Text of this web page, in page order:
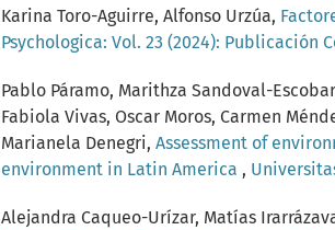
Karina Toro-Aguirre, Alfonso Urzúa,
Psychologica: Vol. 23 (2024): Publicación
Pablo Páramo, Marithza Sandoval-
Fabiola Vivas, Oscar Moros, Carmen
Marianela Denegri, Assessment of
environment in Latin America ,
Alejandra Caqueo-Urízar, Matías